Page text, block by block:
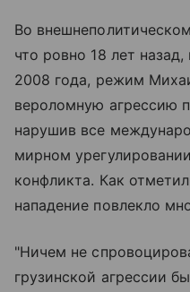
Во
что ровно 18 лет
2008 года, режим
вероломную агрессию
нарушив все
мирном
конфликта. Как
нападение повлекло
"Ничем не
грузинской агрессии